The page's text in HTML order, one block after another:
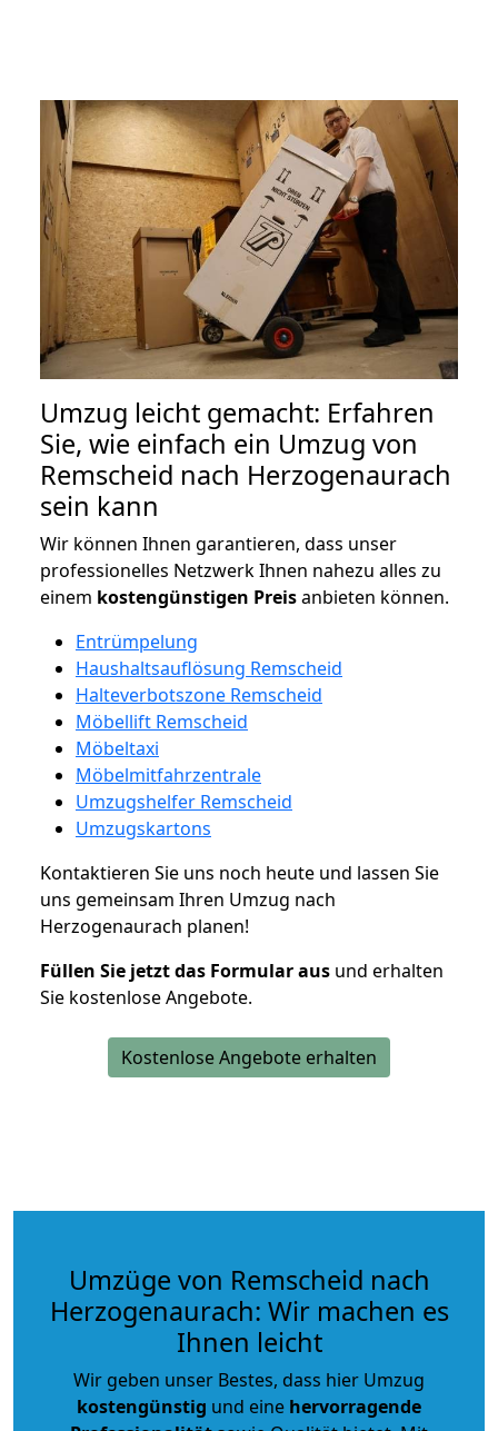
Umzug leicht gemacht: Erfahren
Sie, wie einfach ein Umzug von
Remscheid nach Herzogenaurach
sein kann
Wir können Ihnen garantieren, dass unser
professionelles Netzwerk Ihnen nahezu alles zu
einem kostengünstigen Preisanbieten können.
Entrümpelung
Haushaltsauflösung Remscheid
Halteverbotszone Remscheid
Möbellift Remscheid
Möbeltaxi
Möbelmitfahrzentrale
Umzugshelfer Remscheid
Umzugskartons
Kontaktieren Sie uns noch heute und lassen Sie
uns gemeinsam Ihren Umzug nach
Herzogenaurach planen!
Füllen Sie jetzt das Formular aus und erhalten
Sie kostenlose Angebote.
Kostenlose Angebote erhalten
Umzüge von Remscheid nach
Herzogenaurach: Wir machen es
Ihnen leicht
Wir geben unser Bestes, dass hier Umzug
kostengünstig und eine hervorragende